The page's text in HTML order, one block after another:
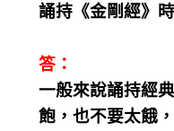
誦持《金剛經》
答：
一般來說誦持經
飽，也不要太餓